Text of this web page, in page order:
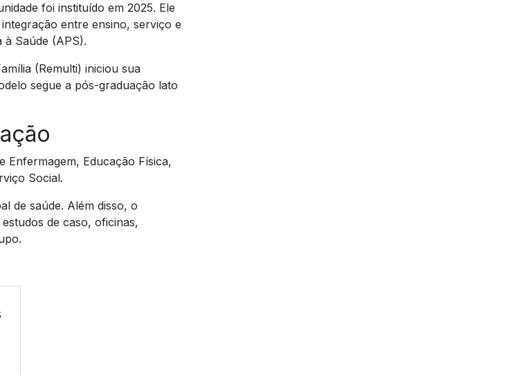
foi instituído em 2025. Ele
entre ensino, serviço e
à Saúde (APS).
(Remulti) iniciou sua
segue a pós-graduação lato
Enfermagem, Educação Física,
Social.
de saúde. Além disso, o
de caso, oficinas,